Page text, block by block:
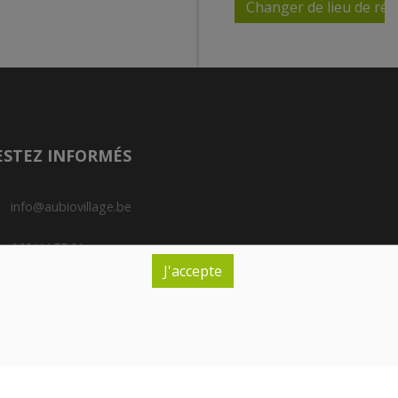
J'accepte
Changer de lieu de
Paiement de
en ligne.
INFORMÉS
info@aubiovillage.be
069/44.55.01
Rue de Tournai, 97 - B-7972 Quevaucamps